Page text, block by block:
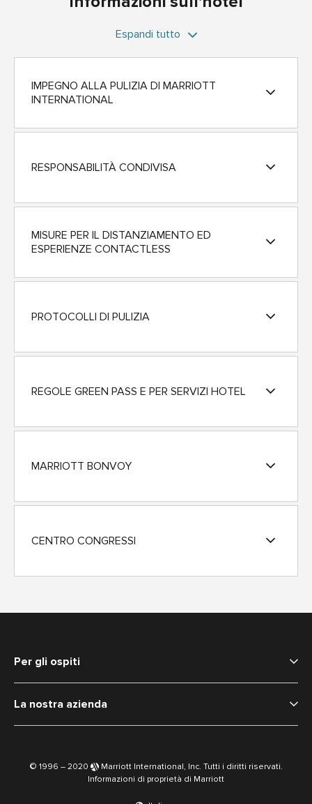
Espandi tutto
IMPEGNO ALLA PULIZIA DI MARRIOTT
INTERNATIONAL
RESPONSABILITÀ CONDIVISA
MISURE PER IL DISTANZIAMENTO ED
ESPERIENZE CONTACTLESS
PROTOCOLLI DI PULIZIA
REGOLE GREEN PASS E PER SERVIZI HOTEL
MARRIOTT BONVOY
CENTRO CONGRESSI
Per gli ospiti
La nostra azienda
© 1996 – 2020
Marriott International, Inc. Tutti i diritti riservati.
Informazioni di proprietà di Marriott